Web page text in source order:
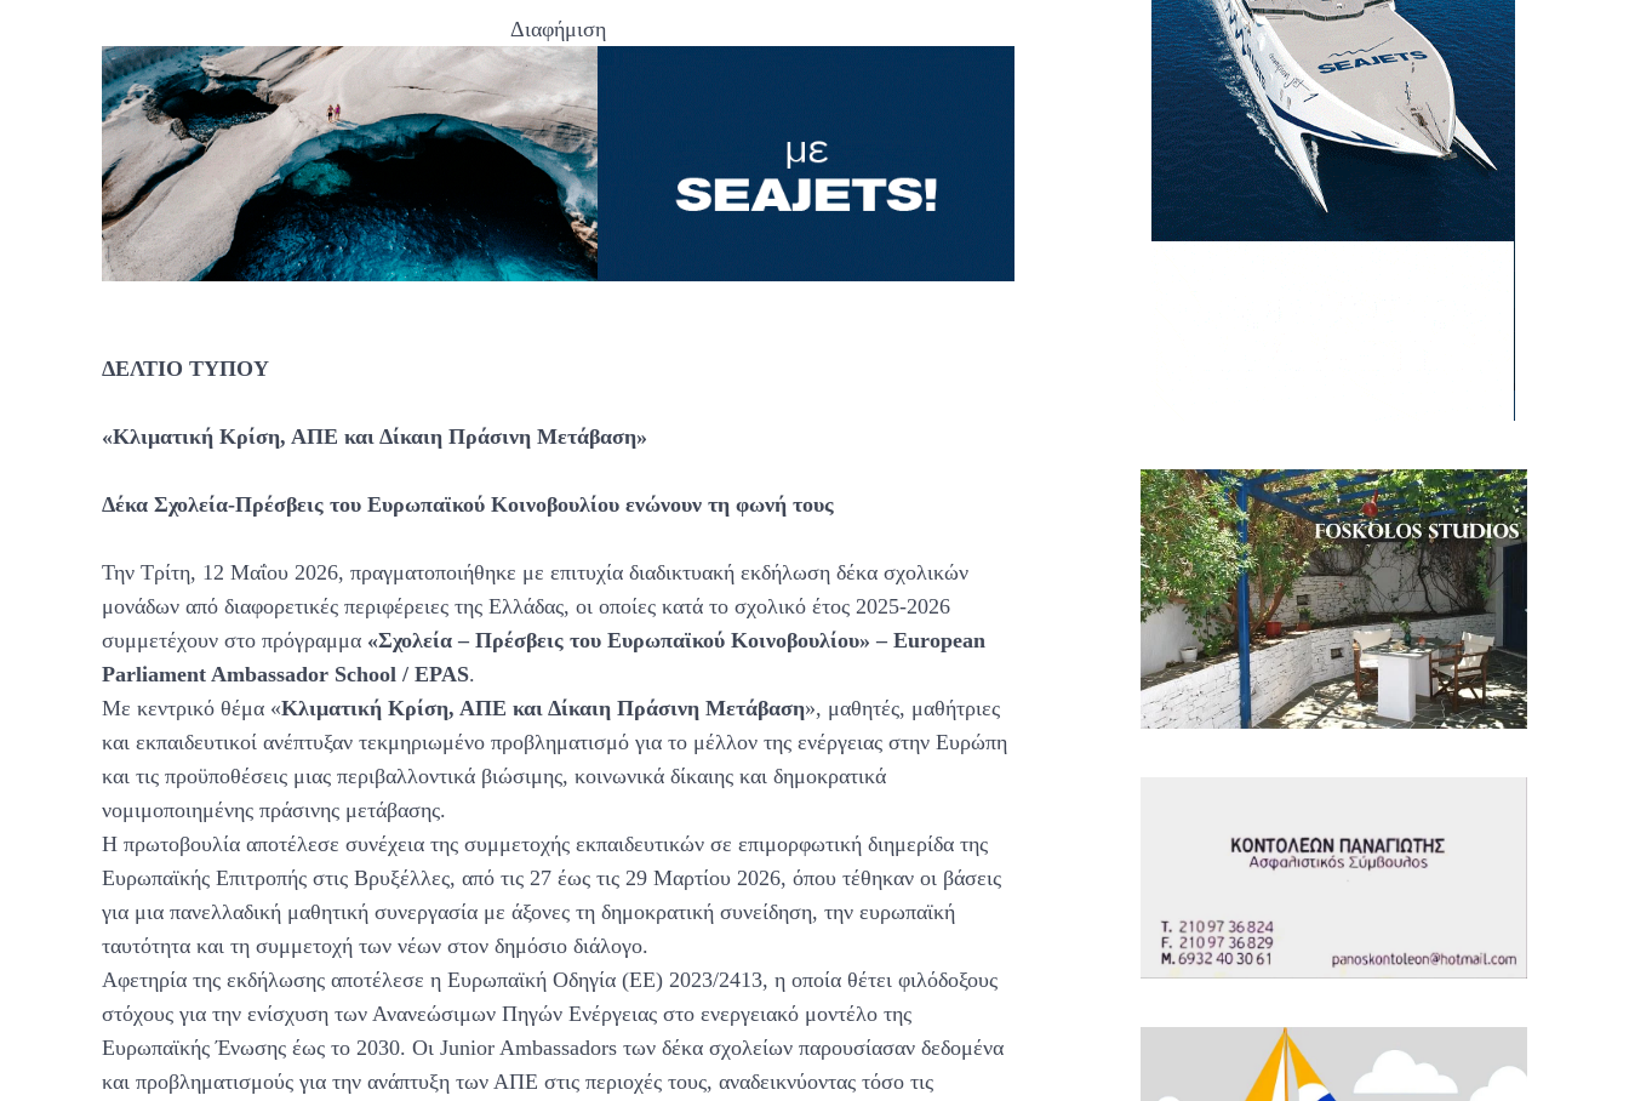
Διαφήμιση
ΔΕΛΤΙΟ ΤΥΠΟΥ
«Κλιματική Κρίση, ΑΠΕ και Δίκαιη Πράσινη Μετάβαση»
Δέκα Σχολεία-Πρέσβεις του Ευρωπαϊκού Κοινοβουλίου ενώνουν τη φωνή τους
Την Τρίτη, 12 Μαΐου 2026, πραγματοποιήθηκε με επιτυχία διαδικτυακή εκδήλωση δέκα σχολικών
μονάδων από διαφορετικές περιφέρειες της Ελλάδας, οι οποίες κατά το σχολικό έτος 2025-2026
συμμετέχουν στο πρόγραμμα «Σχολεία – Πρέσβεις του Ευρωπαϊκού Κοινοβουλίου» – European
Parliament Ambassador School / EPAS.
Με κεντρικό θέμα «Κλιματική Κρίση, ΑΠΕ και Δίκαιη Πράσινη Μετάβαση», μαθητές, μαθήτριες
και εκπαιδευτικοί ανέπτυξαν τεκμηριωμένο προβληματισμό για το μέλλον της ενέργειας στην Ευρώπη
και τις προϋποθέσεις μιας περιβαλλοντικά βιώσιμης, κοινωνικά δίκαιης και δημοκρατικά
νομιμοποιημένης πράσινης μετάβασης.
Η πρωτοβουλία αποτέλεσε συνέχεια της συμμετοχής εκπαιδευτικών σε επιμορφωτική διημερίδα της
Ευρωπαϊκής Επιτροπής στις Βρυξέλλες, από τις 27 έως τις 29 Μαρτίου 2026, όπου τέθηκαν οι βάσεις
για μια πανελλαδική μαθητική συνεργασία με άξονες τη δημοκρατική συνείδηση, την ευρωπαϊκή
ταυτότητα και τη συμμετοχή των νέων στον δημόσιο διάλογο.
Αφετηρία της εκδήλωσης αποτέλεσε η Ευρωπαϊκή Οδηγία (ΕΕ) 2023/2413, η οποία θέτει φιλόδοξους
στόχους για την ενίσχυση των Ανανεώσιμων Πηγών Ενέργειας στο ενεργειακό μοντέλο της
Ευρωπαϊκής Ένωσης έως το 2030. Οι Junior Ambassadors των δέκα σχολείων παρουσίασαν δεδομένα
και προβληματισμούς για την ανάπτυξη των ΑΠΕ στις περιοχές τους, αναδεικνύοντας τόσο τις